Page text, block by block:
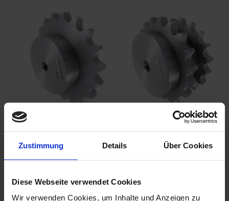
Zustimmung Details Über Cookies
Diese Webseite verwendet Cookies
Wir verwenden Cookies, um Inhalte und Anzeigen zu
Doppelkettenradscheibe